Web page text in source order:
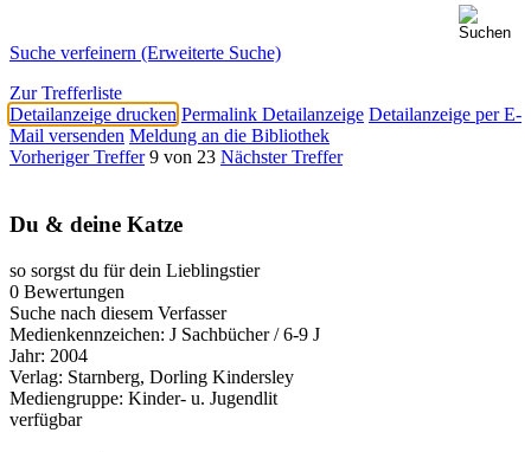
Suche verfeinern (Erweiterte Suche)
Zur Trefferliste
Detailanzeige drucken Permalink Detailanzeige Detailanzeige per E-
Mail versenden Meldung an die Bibliothek
Vorheriger Treffer 9 von 23 Nächster Treffer
Du & deine Katze
so sorgst du für dein Lieblingstier
0 Bewertungen
Suche nach diesem Verfasser
Medienkennzeichen: J Sachbücher / 6-9 J
Jahr: 2004
Verlag: Starnberg, Dorling Kindersley
Mediengruppe: Kinder- u. Jugendlit
verfügbar